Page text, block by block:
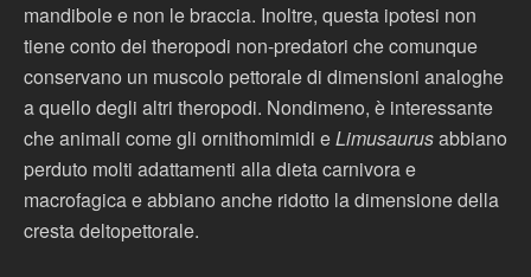
mandibole e non le braccia. Inoltre, questa ipotesi non
tiene conto dei theropodi non-predatori che comunque
conservano un muscolo pettorale di dimensioni analoghe
a quello degli altri theropodi. Nondimeno, è interessante
che animali come gli ornithomimidi eLimusaurusabbiano
perduto molti adattamenti alla dieta carnivora e
macrofagica e abbiano anche ridotto la dimensione della
cresta deltopettorale.